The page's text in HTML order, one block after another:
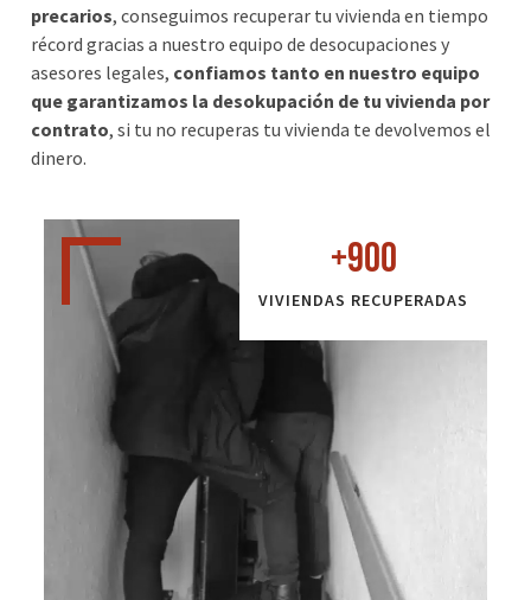
precarios, conseguimos recuperar tu vivienda en tiempo
récord gracias a nuestro equipo de desocupaciones y
asesores legales, confiamos tanto en nuestro equipo
que garantizamos la desokupación de tu vivienda por
contrato, si tu no recuperas tu vivienda te devolvemos el
dinero.
VIVIENDAS RECUPERADAS
+900